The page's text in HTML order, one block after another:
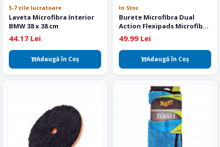
5-7 zile lucratoare
Laveta Microfibra Interior
BMW 38 x 38 cm
44.17 Lei
Adaugă în Coş
In Stoc
Burete Microfibra Dual
Action Flexipads Microfiber
Cutting Pad 125 mm
49.99 Lei
Adaugă în Coş